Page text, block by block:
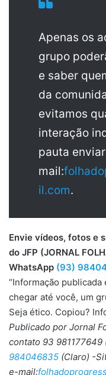
Apenas os
grupo
e saber
da
evitamos
interação
pauta
mail:
il.com.
Envie vídeos, fotos e
do JFP (JORNAL
WhatsApp (93)
“Informação
chegar até você, um
Seja ético. Copiou?
Publicado por Jornal
contato 93 981177649
984046835 (Claro) -
e-mail: